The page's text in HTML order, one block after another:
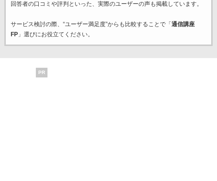
回答者の口コミや評判といった、実際のユーザーの声も掲載しています。
サービス検討の際、“ユーザー満足度”からも比較することで「 通信講座
FP」選びにお役立てください。
PR